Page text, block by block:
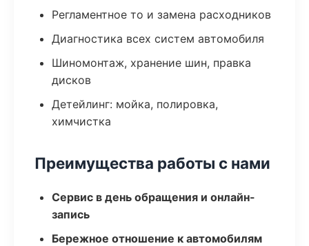
Регламентное то и замена расходников
Диагностика всех систем автомобиля
Шиномонтаж, хранение шин, правка
дисков
Детейлинг: мойка, полировка,
химчистка
Преимущества работы с нами
Сервис в день обращения и онлайн-
запись
Бережное отношение к автомобилям